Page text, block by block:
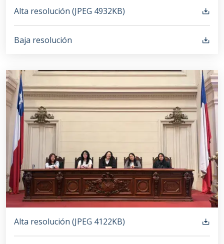
Alta resolución (JPEG 4932KB)
Baja resolución
Alta resolución (JPEG 4122KB)